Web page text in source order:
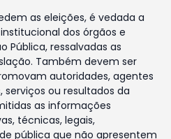
as eleições, é vedada a
dos órgãos e
Pública, ressalvadas as
Também devem ser
autoridades, agentes
serviços ou resultados da
as informações
técnicas, legais,
pública que não apresentem